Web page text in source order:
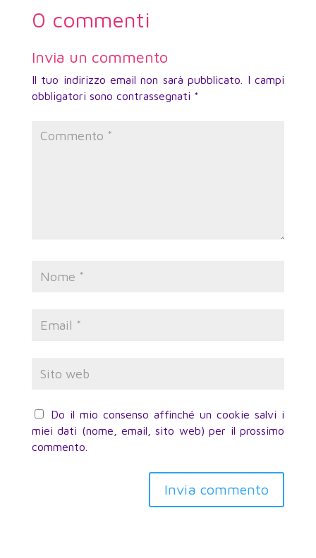
0 commenti
Invia un commento
Il tuo indirizzo email non sarà pubblicato.
I campi
obbligatori sono contrassegnati *
Do il mio consenso affinché un cookie salvi i
miei dati (nome, email, sito web) per il prossimo
commento.
Invia commento